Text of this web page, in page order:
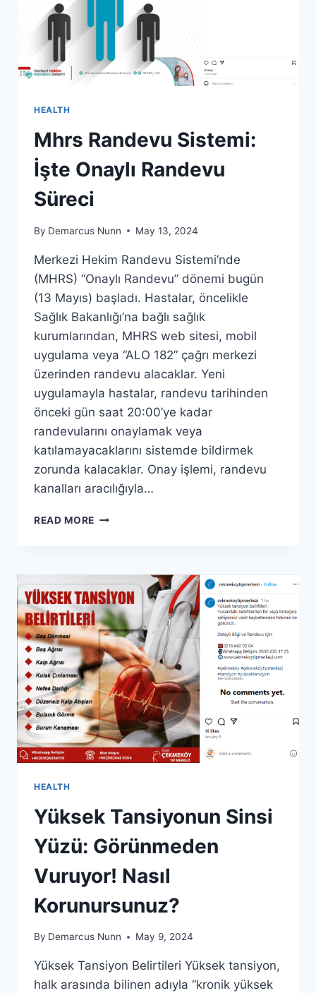
HEALTH
Mhrs Randevu Sistemi:
İşte Onaylı Randevu
Süreci
By Demarcus Nunn May 13, 2024
Merkezi Hekim Randevu Sistemi’nde
(MHRS) “Onaylı Randevu” dönemi bugün
(13 Mayıs) başladı. Hastalar, öncelikle
Sağlık Bakanlığı’na bağlı sağlık
kurumlarından, MHRS web sitesi, mobil
uygulama veya “ALO 182” çağrı merkezi
üzerinden randevu alacaklar. Yeni
uygulamayla hastalar, randevu tarihinden
önceki gün saat 20:00’ye kadar
randevularını onaylamak veya
katılamayacaklarını sistemde bildirmek
zorunda kalacaklar. Onay işlemi, randevu
kanalları aracılığıyla…
READ MORE MHRS
ONAYLI
RANDEVU
SÜRECI
HEALTH
Yüksek Tansiyonun Sinsi
Yüzü: Görünmeden
Vuruyor! Nasıl
Korunursunuz?
By Demarcus Nunn May 9, 2024
Yüksek Tansiyon Belirtileri Yüksek tansiyon,
halk arasında bilinen adıyla “kronik yüksek